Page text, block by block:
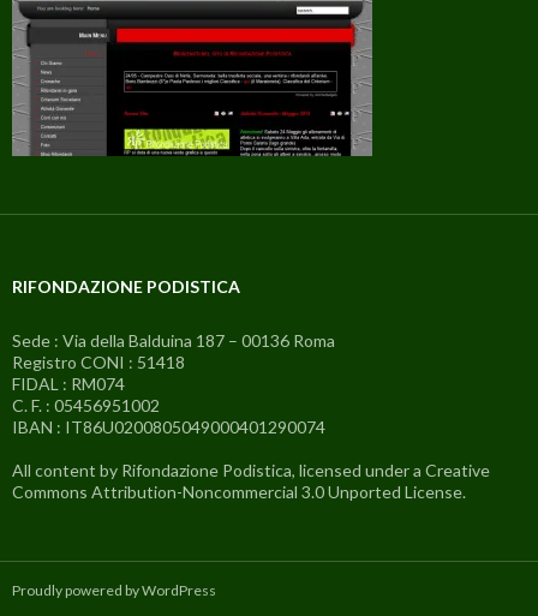
RIFONDAZIONE PODISTICA
Sede : Via della Balduina 187 – 00136 Roma
Registro CONI : 51418
FIDAL : RM074
C. F. : 05456951002
IBAN : IT86U0200805049000401290074
All content by Rifondazione Podistica, licensed under a Creative
Commons Attribution-Noncommercial 3.0 Unported License.
Proudly powered by WordPress